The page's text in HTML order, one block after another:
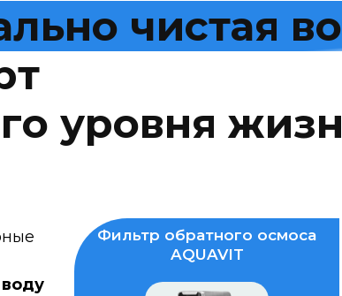
льно чистая во
т
го уровня жизн
Фильтр обратного осмоса
AQUAVIT